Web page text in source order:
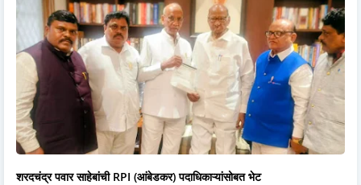
शरदचंद्र पवार साहेबांची RPI (आंबेडकर) पदाधिकाऱ्यांसोबत भेट